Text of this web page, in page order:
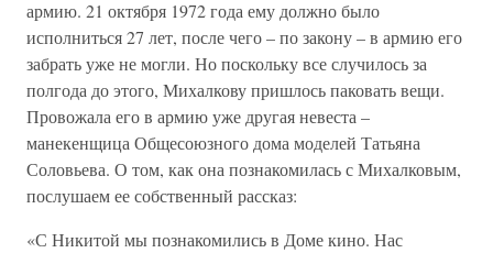
армию. 21 октября 1972 года ему должно было
исполниться 27 лет, после чего – по закону – в армию его
забрать уже не могли. Но поскольку все случилось за
полгода до этого, Михалкову пришлось паковать вещи.
Провожала его в армию уже другая невеста –
манекенщица Общесоюзного дома моделей Татьяна
Соловьева. О том, как она познакомилась с Михалковым,
послушаем ее собственный рассказ:
«С Никитой мы познакомились в Доме кино. Нас